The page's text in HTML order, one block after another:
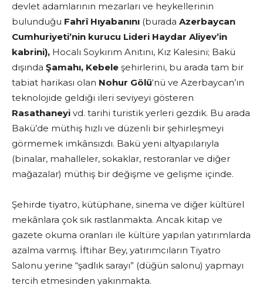
devlet adamlarının mezarları ve heykellerinin
bulunduğu Fahrî Hıyabanını (burada Azerbaycan
Cumhuriyeti’nin kurucu Lideri Haydar Aliyev’in
kabrini), Hocalı Soykırım Anıtını, Kız Kalesini; Bakü
dışında Şamahı, Kebele şehirlerini, bu arada tam bir
tabiat harikası olan Nohur Gölü‘nü ve Azerbaycan’ın
teknolojide geldiği ileri seviyeyi gösteren
Rasathaneyi vd. tarihi turistik yerleri gezdik. Bu arada
Bakü’de müthiş hızlı ve düzenli bir şehirleşmeyi
görmemek imkânsızdı. Bakü yeni altyapılarıyla
(binalar, mahalleler, sokaklar, restoranlar ve diğer
mağazalar) müthiş bir değişme ve gelişme içinde.
Şehirde tiyatro, kütüphane, sinema ve diğer kültürel
mekânlara çok sık rastlanmakta. Ancak kitap ve
gazete okuma oranları ile kültüre yapılan yatırımlarda
azalma varmış. İftihar Bey, yatırımcıların Tiyatro
Salonu yerine “şadlık sarayı” (düğün salonu) yapmayı
tercih etmesinden yakınmakta.